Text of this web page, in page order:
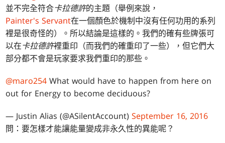
並不完全符合卡拉德許的主題（舉例來說，
Painter's Servant在一個顏色於機制中沒有任何功用的系列
裡是很奇怪的）。所以結論是這樣的。我們的確有些牌張可
以在卡拉德許裡重印（而我們的確重印了一些），但它們大
部分都不會是玩家要求我們重印的那些。
@maro254 What would have to happen from here on
out for Energy to become deciduous?
— Justin Alias (@ASilentAccount)September 16, 2016
問：要怎樣才能讓能量變成非永久性的異能呢？